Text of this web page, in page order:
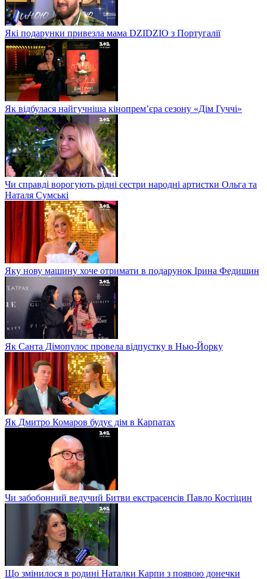
Які подарунки привезла мама DZIDZIO з Португалії
Як відбулася найгучніша кінопрем’єра сезону «Дім Гуччі»
Чи справді ворогують рідні сестри народні артистки Ольга та
Наталя Сумські
Яку нову машину хоче отримати в подарунок Ірина Федишин
Як Санта Дімопулос провела відпустку в Нью-Йорку
Як Дмитро Комаров будує дім в Карпатах
Чи забобонний ведучий Битви екстрасенсів Павло Костіцин
Що змінилося в родині Наталки Карпи з появою донечки